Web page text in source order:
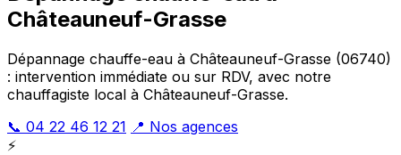
Châteauneuf-Grasse
Dépannage chauffe-eau à Châteauneuf-Grasse (06740)
: intervention immédiate ou sur RDV, avec notre
chauffagiste local à Châteauneuf-Grasse.
📞 04 22 46 12 21 📍 Nos agences
⚡